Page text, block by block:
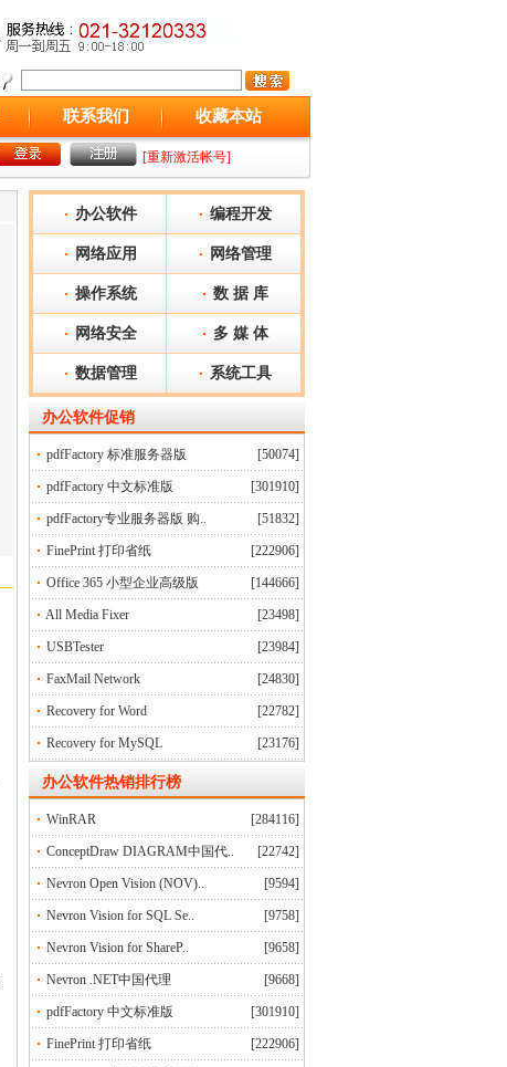
联系我们 收藏本站
[重新激活帐号]
办公软件 编程开发
网络应用 网络管理
操作系统 数 据 库
网络安全 多 媒 体
数据管理 系统工具
办公软件促销
pdfFactory 标准服务器版 [50074]
pdfFactory 中文标准版 [301910]
pdfFactory专业服务器版 购.. [51832]
FinePrint 打印省纸 [222906]
Office 365 小型企业高级版 [144666]
All Media Fixer [23498]
USBTester [23984]
FaxMail Network [24830]
Recovery for Word [22782]
Recovery for MySQL [23176]
办公软件热销排行榜
WinRAR [284116]
ConceptDraw DIAGRAM中国代.. [22742]
Nevron Open Vision (NOV).. [9594]
Nevron Vision for SQL Se.. [9758]
Nevron Vision for ShareP.. [9658]
Nevron .NET中国代理 [9668]
pdfFactory 中文标准版 [301910]
FinePrint 打印省纸 [222906]